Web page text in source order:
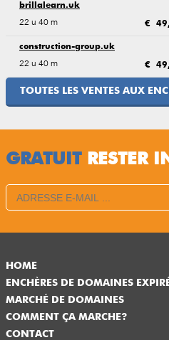
brillalearn.uk
22 u 40 m €
construction-group.uk
22 u 40 m €
TOUTES LES VENTES AUX
GRATUITRESTER
HOME
ENCHÈRES DE DOMAINES
MARCHÉ DE DOMAINES
COMMENT ÇA MARCHE?
CONTACT